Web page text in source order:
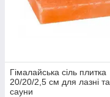
Гімалайська сіль плитка
20/20/2,5 см для лазні та
сауни